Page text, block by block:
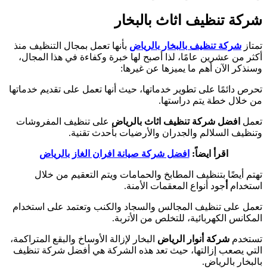
شركة تنظيف اثاث بالبخار
تمتاز شركة تنظيف بالبخار بالرياض بأنها تعمل بمجال التنظيف منذ
أكثر من عشرين عامًا، لذا أصبح لها خبرة وكفاءة في هذا المجال،
وسنذكر الآن أهم ما يميزها عن غيرها:
تحرص دائمًا على تطوير خدماتها، حيث أنها تعمل على تقديم خدماتها
من خلال خطة يتم دراستها.
تعمل افضل شركة تنظيف اثاث بالرياض على تنظيف المفروشات
وتنظيف السلالم والجدران والأرضيات بأحدث تقنية.
اقرأ ايضاً: افضل شركة صيانة افران الغاز بالرياض
تهتم أيضًا بتنظيف المطابخ والحمامات ويتم التعقيم من خلال
استخدام جود أنواع المعقمات الأمنة.
تعمل على تنظيف المجالس والسجاد والكنب وتعتمد على استخدام
المكانس الكهربائية، للتخلص من الأتربة.
تستخدم شركة أنوار الرياض البخار لإزالة الأوساخ والبقع المتراكمة،
التي يصعب إزالتها، حيث تعد هذه الشركة هي أفضل شركة تنظيف
بالبخار بالرياض.